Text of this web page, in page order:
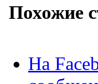
Похожие
На